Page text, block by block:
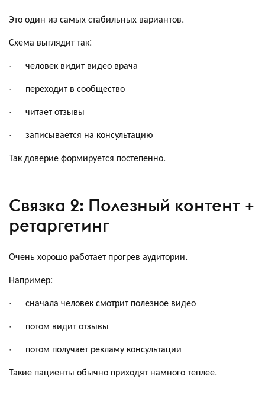
Это один из самых стабильных вариантов.
Схема выглядит так:
· человек видит видео врача
· переходит в сообщество
· читает отзывы
· записывается на консультацию
Так доверие формируется постепенно.
Связка 2: Полезный контент +
ретаргетинг
Очень хорошо работает прогрев аудитории.
Например:
· сначала человек смотрит полезное видео
· потом видит отзывы
· потом получает рекламу консультации
Такие пациенты обычно приходят намного теплее.